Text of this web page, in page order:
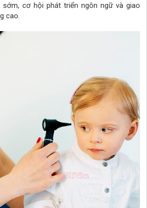
sớm, cơ hội phát triển ngôn ngữ và giao
cao.